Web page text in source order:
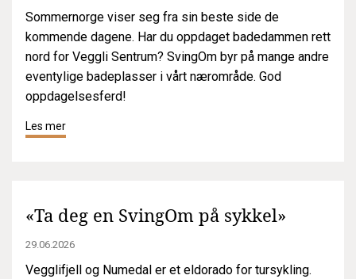
Sommernorge viser seg fra sin beste side de
kommende dagene. Har du oppdaget badedammen rett
nord for Veggli Sentrum? SvingOm byr på mange andre
eventylige badeplasser i vårt nærområde. God
oppdagelsesferd!
Les mer
«Ta deg en SvingOm på sykkel»
29.06.2026
Vegglifjell og Numedal er et eldorado for tursykling.